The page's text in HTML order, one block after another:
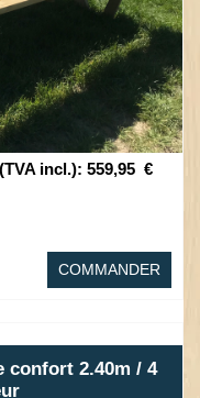
incl.): 559,95 €
COMMANDER
confort 2.40m / 4